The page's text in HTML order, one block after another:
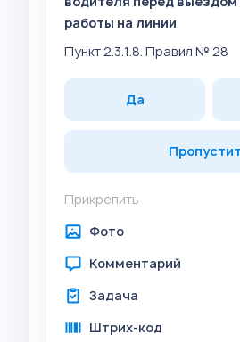
работы на линии
Пункт 2.3.1.8. Правил № 28
Да
Прикрепить
Фото
Комментарий
Задача
Штрих-код